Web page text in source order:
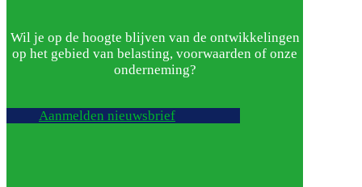
Wil je op de hoogte blijven van de ontwikkelingen
op het gebied van belasting, voorwaarden of onze
onderneming?
Aanmelden nieuwsbrief